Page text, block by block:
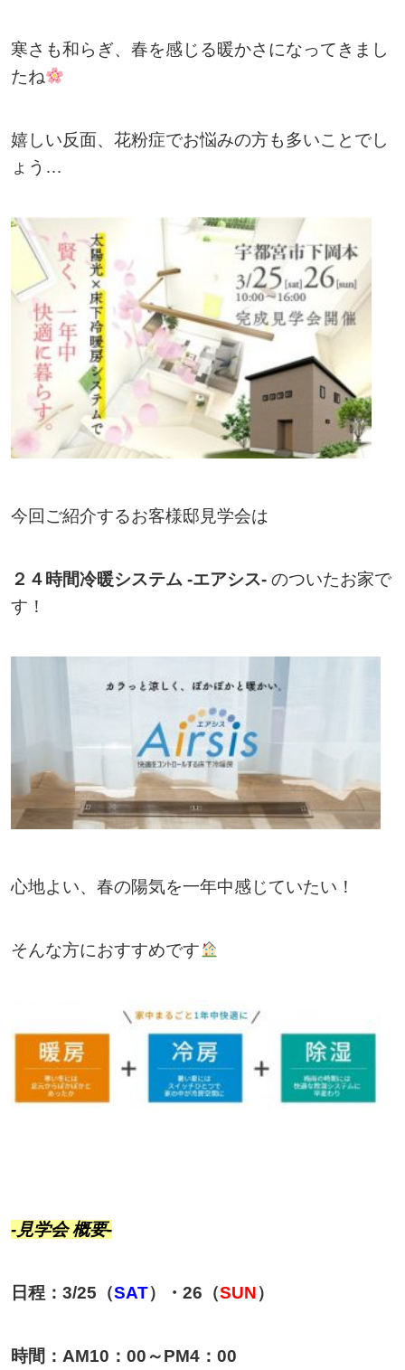
寒さも和らぎ、春を感じる暖かさになってきまし
たね
嬉しい反面、花粉症でお悩みの方も多いことでし
ょう…
今回ご紹介するお客様邸見学会は
２４時間冷暖システム -エアシス- のついたお家で
す！
心地よい、春の陽気を一年中感じていたい！
そんな方におすすめです
-見学会 概要-
日程：3/25（SAT）・26（SUN）
時間：AM10：00～PM4：00